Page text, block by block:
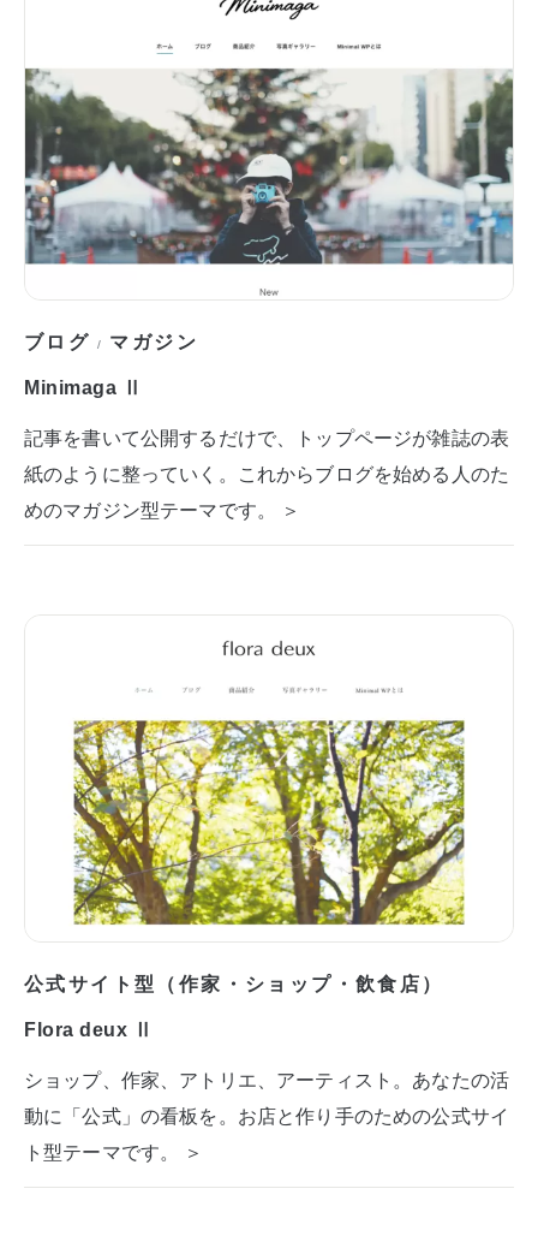
ブログ / マガジン
Minimaga Ⅱ
記事を書いて公開するだけで、トップページが雑誌の表
紙のように整っていく。これからブログを始める人のた
めのマガジン型テーマです。 ＞
公式サイト型（作家・ショップ・飲食店）
Flora deux Ⅱ
ショップ、作家、アトリエ、アーティスト。あなたの活
動に「公式」の看板を。お店と作り手のための公式サイ
ト型テーマです。 ＞